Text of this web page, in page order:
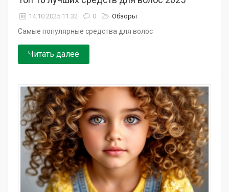
14.10.2025 11:32 0 Обзоры
Самые популярные средства для волос
Читать далее